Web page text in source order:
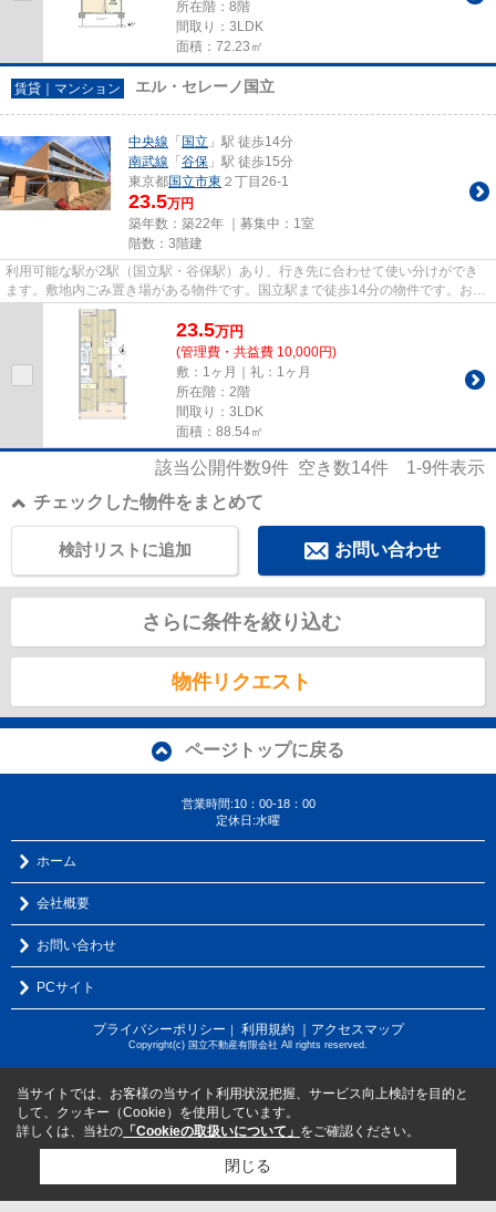
所在階：8階
間取り：3LDK
面積：72.23㎡
賃貸｜マンション エル・セレーノ国立
中央線 「 国立 」駅 徒歩14分
南武線 「 谷保 」駅 徒歩15分
東京都国立市東 ２丁目26-1
23.5万円
築年数：築22年 ｜募集中： 1室
階数：3階建
利用可能な駅が2駅（国立駅・谷保駅）あり、行き先に合わせて使い分けができ
ます。敷地内ごみ置き場がある物件です。国立駅まで徒歩14分の物件です。お問
い合せはコチラから、info@kun...
23.5万円
(管理費・共益費 10,000円)
敷：1ヶ月｜礼：1ヶ月
所在階：2階
間取り：3LDK
面積：88.54㎡
該当公開件数9件 空き数14件 1-9件表示
チェックした物件をまとめて
お問い合わせ
検討リストに追加
さらに条件を絞り込む
物件リクエスト
ページトップに戻る
営業時間:10：00-18：00
定休日:水曜
ホーム
会社概要
お問い合わせ
PCサイト
プライバシーポリシー ｜ 利用規約 ｜アクセスマップ
Copyright(c) 国立不動産有限会社 All rights reserved.
当サイトでは、お客様の当サイト利用状況把握、サービス向上検討を目的と
して、クッキー（Cookie）を使用しています。
詳しくは、当社の 「Cookieの取扱いについて」 をご確認ください。
閉じる